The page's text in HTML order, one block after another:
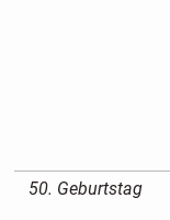
50. Geburtstag